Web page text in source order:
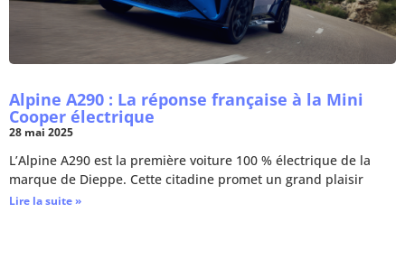
Alpine A290 : La réponse française à la Mini
Cooper électrique
28 mai 2025
L’Alpine A290 est la première voiture 100 % électrique de la
marque de Dieppe. Cette citadine promet un grand plaisir
Lire la suite »